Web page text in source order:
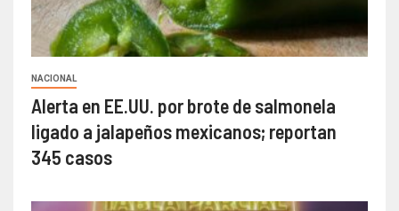
NACIONAL
Alerta en EE.UU. por brote de salmonela
ligado a jalapeños mexicanos; reportan
345 casos